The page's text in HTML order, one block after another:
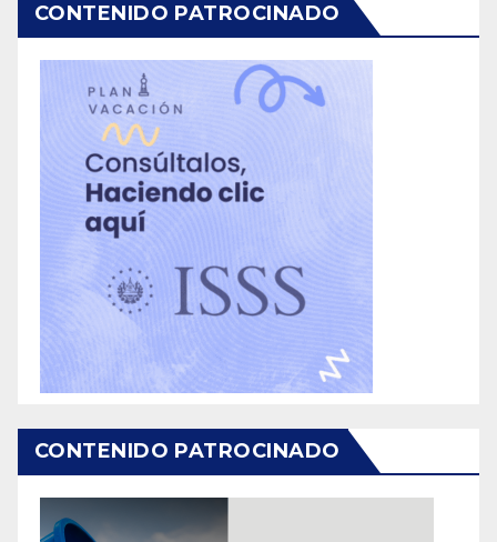
CONTENIDO PATROCINADO
CONTENIDO PATROCINADO